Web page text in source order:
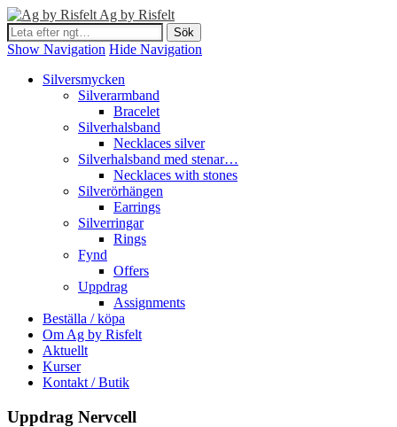
Ag by Risfelt
Show Navigation Hide Navigation
Silversmycken
Silverarmband
Bracelet
Silverhalsband
Necklaces silver
Silverhalsband med stenar…
Necklaces with stones
Silverörhängen
Earrings
Silverringar
Rings
Fynd
Offers
Uppdrag
Assignments
Beställa / köpa
Om Ag by Risfelt
Aktuellt
Kurser
Kontakt / Butik
Uppdrag Nervcell